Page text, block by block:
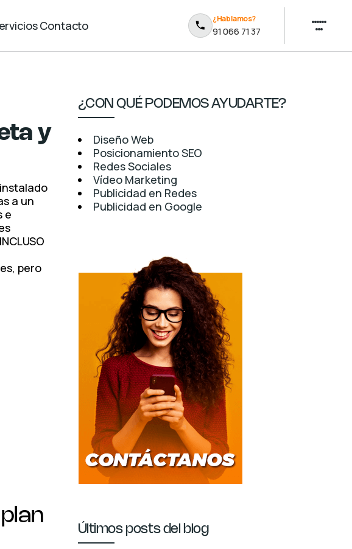
Contacto 91 066 71 37
¿Hablamos?
y
a un
e
pero
¿CON QUÉ PODEMOS AYUDARTE?
Diseño Web
Posicionamiento SEO
Redes Sociales
Vídeo Marketing
Publicidad en Redes
Publicidad en Google
Últimos posts del blog